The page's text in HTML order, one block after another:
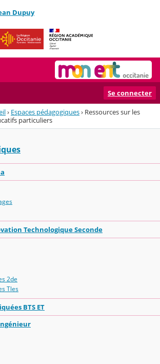
Dupuy
Se connecter
› Espaces pédagogiques› Ressources sur les
particuliers
Technologique Seconde
2de
Tles
BTS ET